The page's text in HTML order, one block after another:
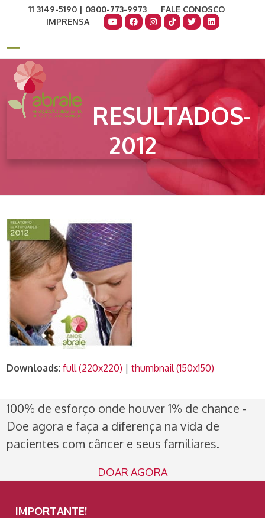
11 3149-5190 | 0800-773-9973
FALE CONOSCO
IMPRENSA
Open
mobile
menu
Close
mobile
menu
RESULTADOS-
2012
Downloads:full (220x220) |thumbnail (150x150)
100% de esforço onde houver 1% de chance -
Doe agora e faça a diferença na vida de
pacientes com câncer e seus familiares.
DOAR AGORA
IMPORTANTE!